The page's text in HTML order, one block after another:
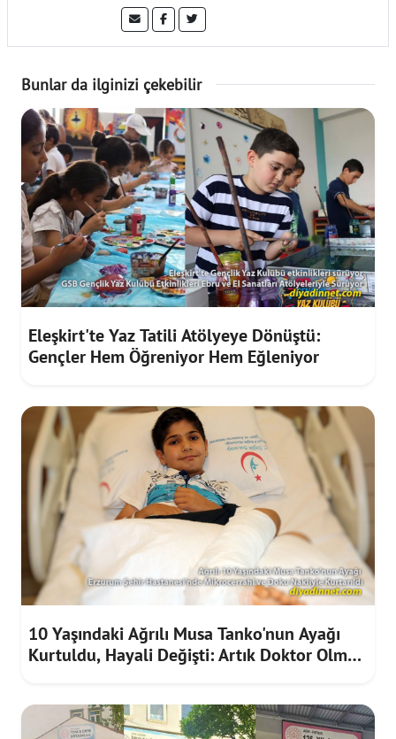
Bunlar da ilginizi çekebilir
Eleşkirt'te Yaz Tatili Atölyeye Dönüştü:
Gençler Hem Öğreniyor Hem Eğleniyor
10 Yaşındaki Ağrılı Musa Tanko'nun Ayağı
Kurtuldu, Hayali Değişti: Artık Doktor Olmak